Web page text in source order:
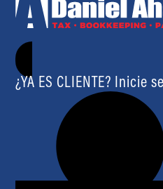
¿YA ES CLIENTE? Inicie